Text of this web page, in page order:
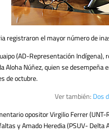
registraron el mayor número de
(AD-Representación
Aloha Núñez, quien se
de octubre.
Ver también: Dos
opositor Virgilio Ferrer
y Amado Heredia (PSUV- Delta